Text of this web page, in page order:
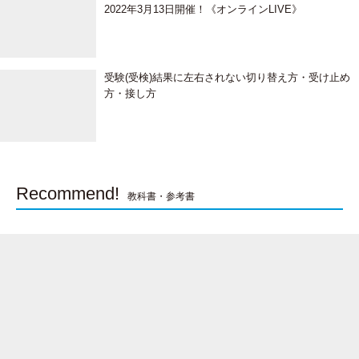
2022年3月13日開催！《オンラインLIVE》
受験(受検)結果に左右されない切り替え方・受け止め
方・接し方
Recommend! 教科書・参考書